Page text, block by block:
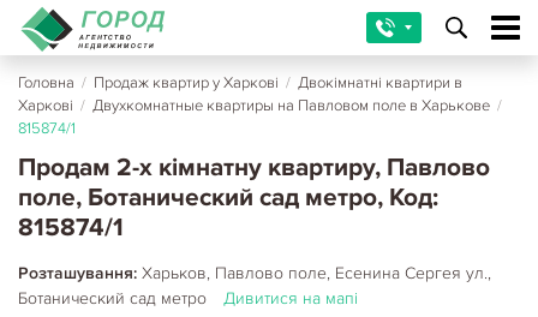
Головна / Продаж квартир у Харкові / Двокімнатні квартири в
Харкові / Двухкомнатные квартиры на Павловом поле в Харькове /
815874/1
Продам 2-х кімнатну квартиру, Павлово
поле, Ботанический сад метро, Код:
815874/1
Розташування: Харьков, Павлово поле, Есенина Сергея ул.,
Ботанический сад метро
Дивитися на мапі